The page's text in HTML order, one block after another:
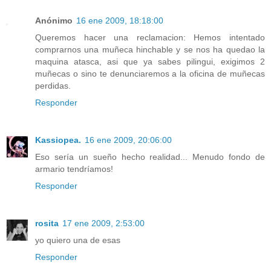
Anónimo 16 ene 2009, 18:18:00
Queremos hacer una reclamacion: Hemos intentado
comprarnos una muñeca hinchable y se nos ha quedao la
maquina atasca, asi que ya sabes pilingui, exigimos 2
muñecas o sino te denunciaremos a la oficina de muñecas
perdidas.
Responder
Kassiopea. 16 ene 2009, 20:06:00
Eso sería un sueño hecho realidad... Menudo fondo de
armario tendríamos!
Responder
rosita 17 ene 2009, 2:53:00
yo quiero una de esas
Responder